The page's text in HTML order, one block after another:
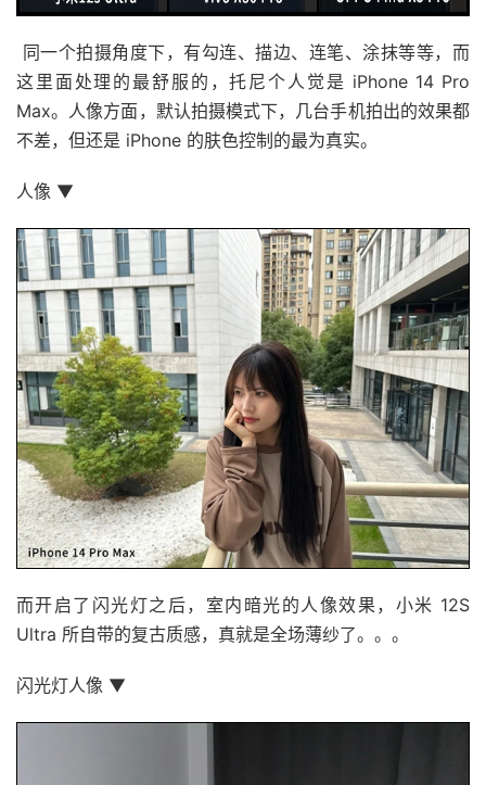
同一个拍摄角度下，有勾连、描边、连笔、涂抹等等，而
这里面处理的最舒服的，托尼个人觉是 iPhone 14 Pro
Max。人像方面，默认拍摄模式下，几台手机拍出的效果都
不差，但还是 iPhone 的肤色控制的最为真实。
人像 ▼
而开启了闪光灯之后，室内暗光的人像效果，小米 12S
Ultra 所自带的复古质感，真就是全场薄纱了。。。
闪光灯人像 ▼